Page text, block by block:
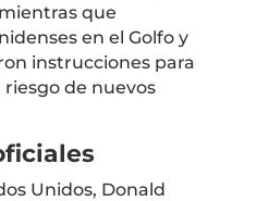
que
en el Golfo y
instrucciones para
de nuevos
Unidos, Donald